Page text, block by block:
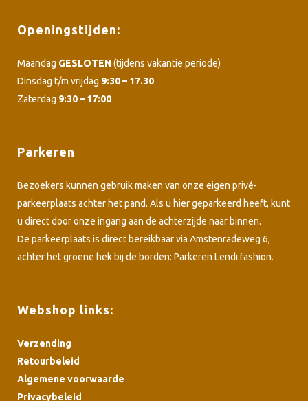
Openingstijden:
Maandag GESLOTEN(tijdens vakantie periode)
Dinsdag t/m vrijdag 9:30 – 17.30
Zaterdag 9:30 – 17:00
Parkeren
Bezoekers kunnen gebruik maken van onze eigen privé-
parkeerplaats achter het pand. Als u hier geparkeerd heeft, kunt
u direct door onze ingang aan de achterzijde naar binnen.
De parkeerplaats is direct bereikbaar via Amstenradeweg 6,
achter het groene hek bij de borden: Parkeren Lendi fashion.
Webshop links:
Verzending
Retourbeleid
Algemene voorwaarde
Privacybeleid